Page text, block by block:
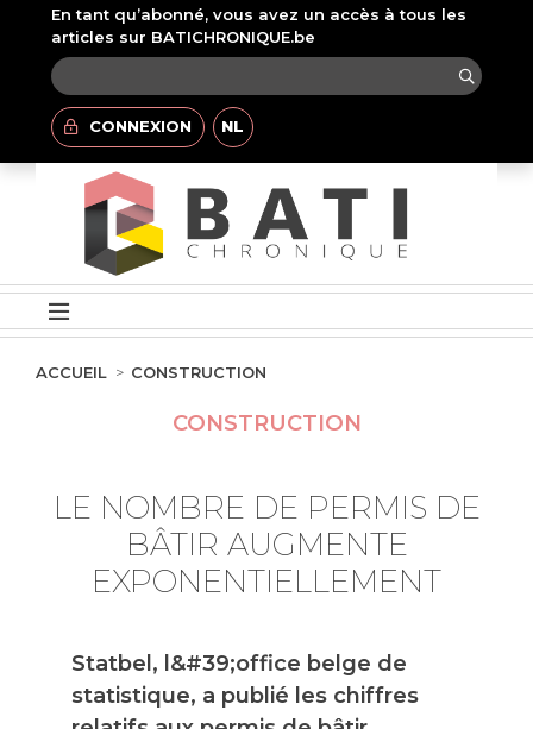
En tant qu’abonné, vous avez un accès à tous les
articles sur BATICHRONIQUE.be
CONNEXION NL
ACCUEIL CONSTRUCTION
CONSTRUCTION
LE NOMBRE DE PERMIS DE
BÂTIR AUGMENTE
EXPONENTIELLEMENT
Statbel, l&#39;office belge de
statistique, a publié les chiffres